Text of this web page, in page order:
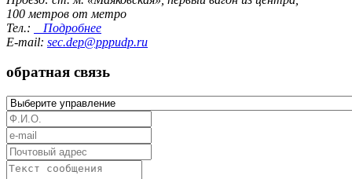
100 метров от метро
Тел.:
Подробнее
E-mail: sec.dep@pppudp.ru
обратная связь